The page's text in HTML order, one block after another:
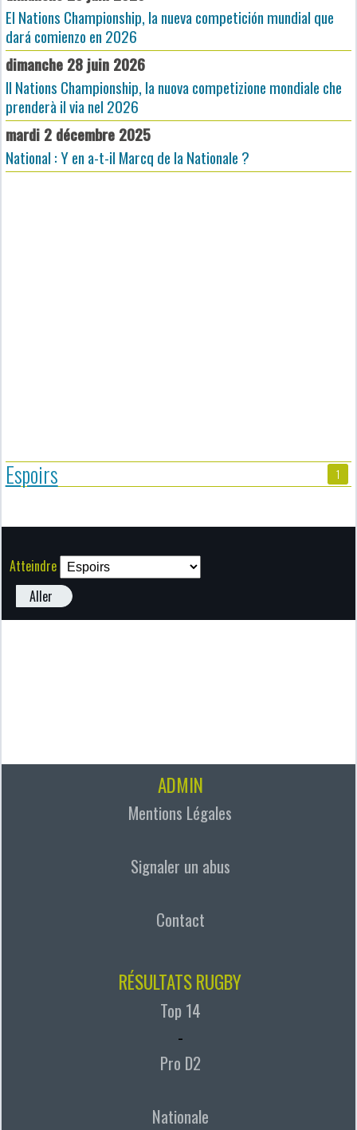
El Nations Championship, la nueva competición mundial que
dará comienzo en 2026
dimanche 28 juin 2026
Il Nations Championship, la nuova competizione mondiale che
prenderà il via nel 2026
mardi 2 décembre 2025
National : Y en a-t-il Marcq de la Nationale ?
Espoirs 1
Atteindre
Aller
ADMIN
Mentions Légales
Signaler un abus
Contact
RÉSULTATS RUGBY
Top 14
-
Pro D2
Nationale